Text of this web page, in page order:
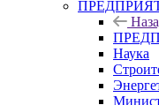
Наука